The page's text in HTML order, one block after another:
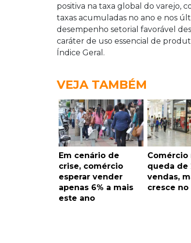
positiva na taxa global do varejo,
taxas acumuladas no ano e nos
desempenho setorial favorável
caráter de uso essencial de
Índice Geral.
VEJA TAMBÉM
Em cenário de
crise, comércio
esperar vender
apenas 6% a mais
este ano
Comércio
queda de
vendas,
cresce no